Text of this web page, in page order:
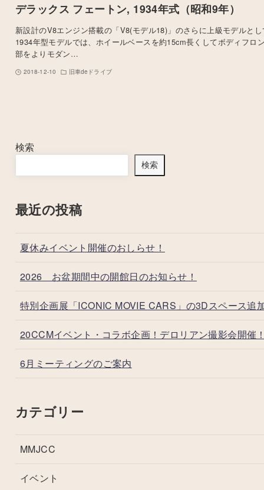
デラックス フェートン, 1934年式（昭和9年）
新設計のV8エンジン搭載の「V8(モデル18)」のさらに上級モデルと
1934年型モデルでは、ホイールベースを約15cm長くしてボディフロ
部をよりモダン…
2018-12-10 旧車deドライブ
検索
検索
最近の投稿
夏休みイベント開催のおしらせ！
2026 お盆期間中の開館日のお知らせ！
特別企画展「ICONIC MOVIE CARS」の3Dスペース追
20CCMイベント・コラボ企画！デロリアン撮影会開催
6月ミーティングのご案内
カテゴリー
MMJCC
イベント